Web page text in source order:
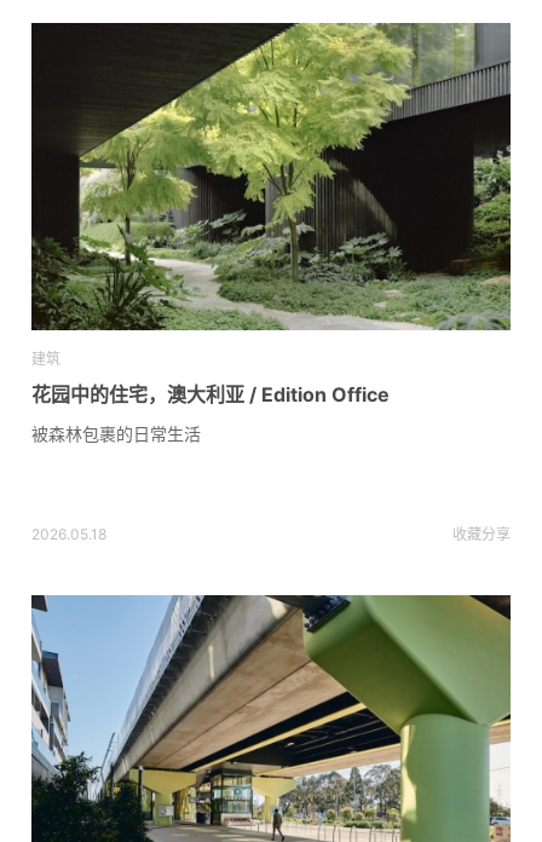
建筑
花园中的住宅，澳大利亚 / Edition Office
被森林包裹的日常生活
2026.05.18 收藏分享